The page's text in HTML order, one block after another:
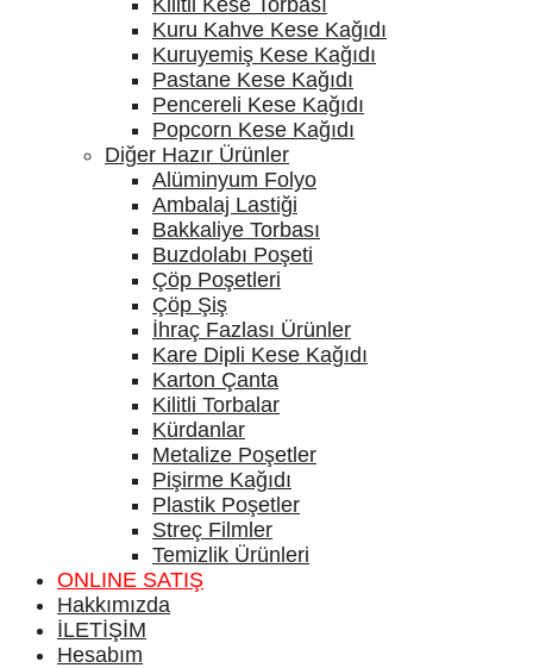
Kuru Kahve Kese Kağıdı
Kuruyemiş Kese Kağıdı
Pastane Kese Kağıdı
Pencereli Kese Kağıdı
Popcorn Kese Kağıdı
Diğer Hazır Ürünler
Alüminyum Folyo
Ambalaj Lastiği
Bakkaliye Torbası
Buzdolabı Poşeti
Çöp Poşetleri
Çöp Şiş
İhraç Fazlası Ürünler
Kare Dipli Kese Kağıdı
Karton Çanta
Kilitli Torbalar
Kürdanlar
Metalize Poşetler
Pişirme Kağıdı
Plastik Poşetler
Streç Filmler
Temizlik Ürünleri
ONLINE SATIŞ
Hakkımızda
İLETİŞİM
Hesabım